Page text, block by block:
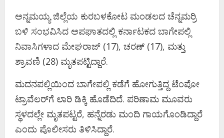
ಅನ್ನಮಯ್ಯ ಜಿಲ್ಲೆಯ ಕುರಬಳಕೋಟ ಮಂಡಲದ ಚೆನ್ನಮರ್ರಿ
ಬಳಿ ಸಂಭವಿಸಿದ ಅಪಘಾತದಲ್ಲಿ ಕರ್ನಾಟಕದ ಬಾಗೇಪಲ್ಲಿ
ನಿವಾಸಿಗಳಾದ ಮೇಘರಾಜ್ (17), ಚರಣ್ (17), ಮತ್ತು
ಶ್ರಾವಣಿ (28) ಮೃತಪಟ್ಟಿದ್ದಾರೆ.
ಮದನಪಲ್ಲಿಯಿಂದ ಬಾಗೇಪಲ್ಲಿ ಕಡೆಗೆ ಹೋಗುತ್ತಿದ್ದ ಟೆಂಪೋ
ಟ್ರಾವೆಲರ್‌ಗೆ ಲಾರಿ ಡಿಕ್ಕಿ ಹೊಡೆದಿದೆ. ಪರಿಣಾಮ ಮೂವರು
ಸ್ಥಳದಲ್ಲೇ ಮೃತಪಟ್ಟರೆ, ಹನ್ನೆರಡು ಮಂದಿ ಗಾಯಗೊಂಡಿದ್ದಾರೆ
ಎಂದು ಪೊಲೀಸರು ತಿಳಿಸಿದ್ದಾರೆ.